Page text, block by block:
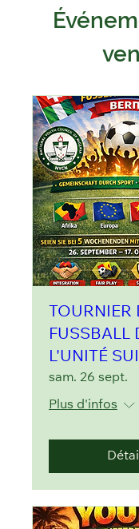
TOURNIER
FUSSBALL
L'UNITÉ
sam. 26 sept.
Plus d'infos